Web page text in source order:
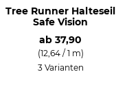
Tree Runner Halteseil
Safe Vision
ab 37,90
(12,64 / 1 m)
3 Varianten